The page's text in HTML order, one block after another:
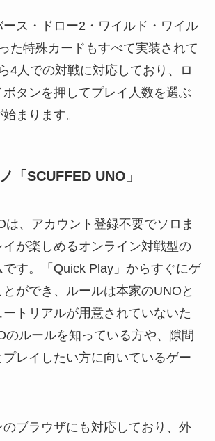
ース・ドロー2・ワイルド・ワイル
た特殊カードもすべて実装されて
4人での対戦に対応しており、ロ
タンを押してプレイ人数を選ぶ
まります。
「SCUFFED UNO」
は、アカウント登録不要でソロま
が楽しめるオンライン対戦型の
す。「Quick Play」からすぐにゲ
ができ、ルールは本家のUNOと
ートリアルが用意されていないた
のルールを知っている方や、隙間
レイしたい方に向いているゲー
のブラウザにも対応しており、外